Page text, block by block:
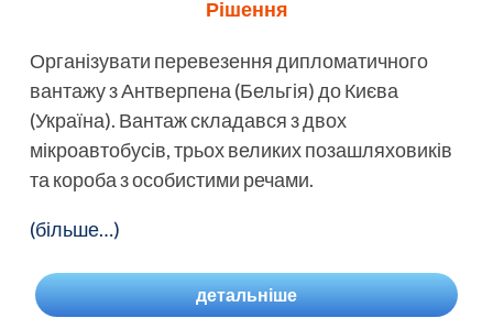
Рішення
Організувати перевезення дипломатичного
вантажу з Антверпена (Бельгія) до Києва
(Україна). Вантаж складався з двох
мікроавтобусів, трьох великих позашляховиків
та короба з особистими речами.
(більше…)
детальніше